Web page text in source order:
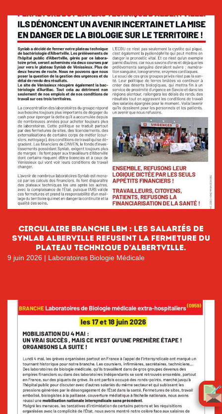
CIRCULAIRE BRANCHE LBM : LES SALARIÉS DE
SYNLAB ALBERVILLE REFUSENT LA FERMETURE DU
PLATEAU TECHNIQUE D’ALBERTVILLE.
9 juin 2026 | Laboratoires Biologie Médicale